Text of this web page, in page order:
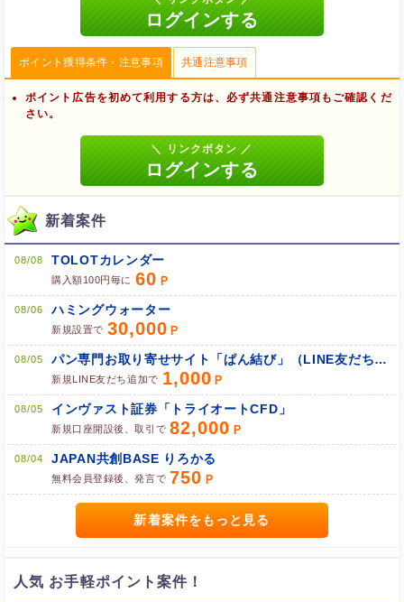
ポイント獲得条件・注意事項 共通注意事項
ポイント広告を初めて利用する方は、必ず共通注意事項もご確認くだ
さい。
ブラウザのクッキー情報を削除する
ブラウザのアプリ、ウィンドウ、タブを閉じる
他のサイトにアクセスする
ブラウザのクッキー情報を全て削除してブラウザを再起動
ポケマNetにログインして「ポイント対象リンク」からポイント
新着案件
08/08 TOLOTカレンダー
購入額100円毎に 60
08/06 ハミングウォーター
新規設置で 30,000
08/05 パン専門お取り寄せサイト「ぱん結び」（LINE友だち追加）
新規LINE友だち追加で 1,000
08/05 インヴァスト証券「トライオートCFD」
新規口座開設後、取引で 82,000
08/04 JAPAN共創BASE りろかる
無料会員登録後、発言で 750
新着案件をもっと見る
人気 お手軽ポイント案件！